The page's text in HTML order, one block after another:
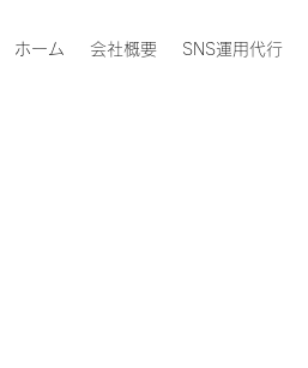
ホーム 会社概要 SNS運用代行